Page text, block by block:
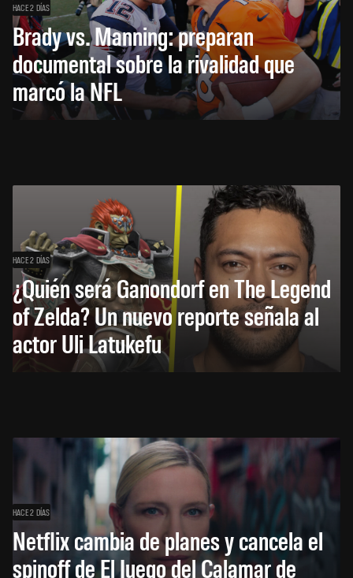
HACE 2 DÍAS
Brady vs. Manning: preparan
documental sobre la rivalidad que
marcó la NFL
HACE 2 DÍAS
¿Quién será Ganondorf en The Legend
of Zelda? Un nuevo reporte señala al
actor Uli Latukefu
HACE 2 DÍAS
Netflix cambia de planes y cancela el
spinoff de El Juego del Calamar de